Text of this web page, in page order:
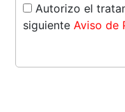
Autorizo el
siguiente Aviso de